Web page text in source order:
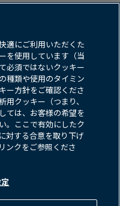
告
適にご利用いただくた
を使用しています（当
必須ではないクッキー
種類や使用のタイミン
ー方針をご確認くださ
クッキー（つまり、
ては、お客様の希望を
。ここで有効にしたク
対する合意を取り下げ
ンクをご参照くださ